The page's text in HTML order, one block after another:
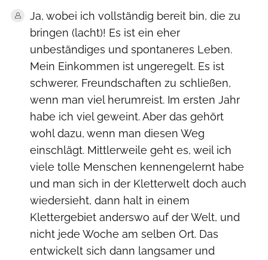
Ja, wobei ich vollständig bereit bin, die zu
bringen (lacht)! Es ist ein eher
unbeständiges und spontaneres Leben.
Mein Einkommen ist ungeregelt. Es ist
schwerer, Freundschaften zu schließen,
wenn man viel herumreist. Im ersten Jahr
habe ich viel geweint. Aber das gehört
wohl dazu, wenn man diesen Weg
einschlägt. Mittlerweile geht es, weil ich
viele tolle Menschen kennengelernt habe
und man sich in der Kletterwelt doch auch
wiedersieht, dann halt in einem
Klettergebiet anderswo auf der Welt, und
nicht jede Woche am selben Ort. Das
entwickelt sich dann langsamer und